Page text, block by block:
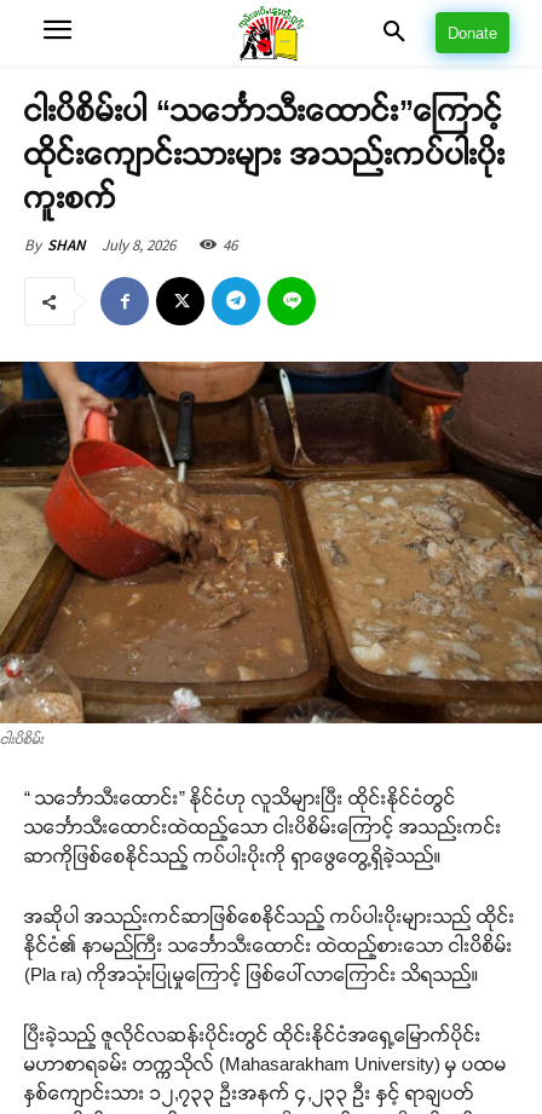
Donate
ငါးပိစိမ်းပါ “သင်္ဘောသီးထောင်း”ကြောင့်
ထိုင်းကျောင်းသားများ အသည်းကပ်ပါးပိုး
ကူးစက်
By SHAN July 8, 2026 46
ငါးပိစိမ်း
“ သင်္ဘောသီးထောင်း” နိုင်ငံဟု လူသိများပြီး ထိုင်းနိုင်ငံတွင်
သင်္ဘောသီးထောင်းထဲထည့်သော ငါးပိစိမ်းကြောင့် အသည်းကင်း
ဆာကိုဖြစ်စေနိုင်သည့် ကပ်ပါးပိုးကို ရှာဖွေတွေ့ရှိခဲ့သည်။
အဆိုပါ အသည်းကင်ဆာဖြစ်စေနိုင်သည့် ကပ်ပါးပိုးများသည် ထိုင်း
နိုင်ငံ၏ နာမည်ကြီး သင်္ဘောသီးထောင်း ထဲထည့်စားသော ငါးပိစိမ်း
(Pla ra) ကိုအသုံးပြုမှုကြောင့် ဖြစ်ပေါ်လာကြောင်း သိရသည်။
ပြီးခဲ့သည့် ဇူလိုင်လဆန်းပိုင်းတွင် ထိုင်းနိုင်ငံအရှေ့မြောက်ပိုင်း
မဟာစာရခမ်း တက္ကသိုလ် (Mahasarakham University) မှ ပထမ
နှစ်ကျောင်းသား ၁၂,၇၃၃ ဦးအနက် ၄,၂၃၃ ဦး နှင့် ရာချပတ်